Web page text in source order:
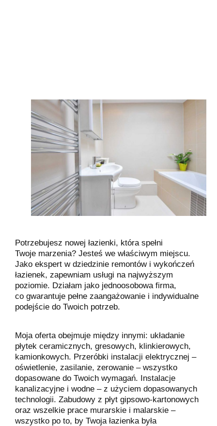
Potrzebujesz nowej łazienki, która spełni
Twoje marzenia? Jesteś we właściwym miejscu.
Jako ekspert w dziedzinie remontów i wykończeń
łazienek, zapewniam usługi na najwyższym
poziomie. Działam jako jednoosobowa firma,
co gwarantuje pełne zaangażowanie i indywidualne
podejście do Twoich potrzeb.
Moja oferta obejmuje między innymi: układanie
płytek ceramicznych, gresowych, klinkierowych,
kamionkowych. Przeróbki instalacji elektrycznej –
oświetlenie, zasilanie, zerowanie – wszystko
dopasowane do Twoich wymagań. Instalacje
kanalizacyjne i wodne – z użyciem dopasowanych
technologii. Zabudowy z płyt gipsowo-kartonowych
oraz wszelkie prace murarskie i malarskie –
wszystko po to, by Twoja łazienka była